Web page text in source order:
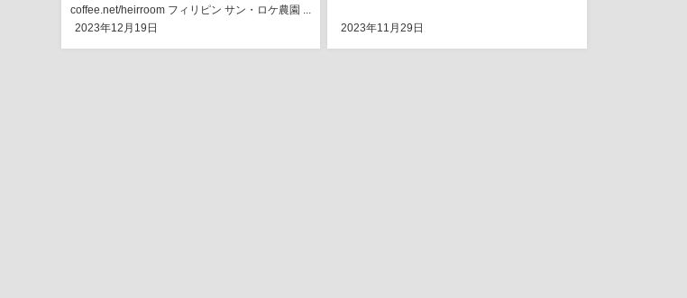
coffee.net/heirroom フィリピン サン・ロケ農園 ...
2023年12月19日
2023年11月29日